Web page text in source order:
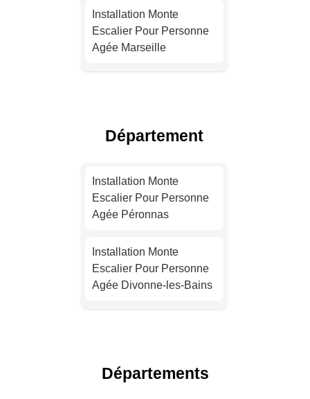
Installation Monte
Escalier Pour Personne
Agée Marseille
Agée Toulouse
Agée Nice
Installation Monte
Escalier Pour Personne
Département
Installation Monte
Escalier Pour Personne
Agée Péronnas
Installation Monte
Escalier Pour Personne
Agée Divonne-les-Bains
Départements